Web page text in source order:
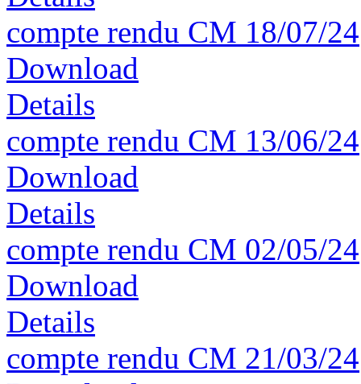
compte rendu CM 18/07/24
Download
Details
compte rendu CM 13/06/24
Download
Details
compte rendu CM 02/05/24
Download
Details
compte rendu CM 21/03/24